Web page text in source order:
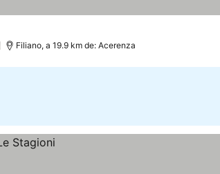
Filiano, a 19.9 km de: Acerenza